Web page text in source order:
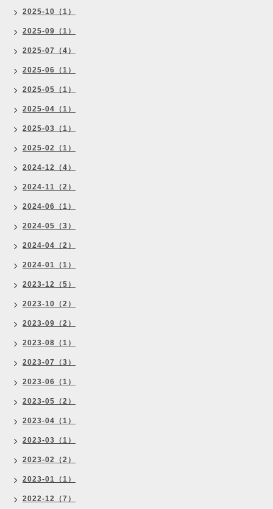
2025-10（1）
2025-09（1）
2025-07（4）
2025-06（1）
2025-05（1）
2025-04（1）
2025-03（1）
2025-02（1）
2024-12（4）
2024-11（2）
2024-06（1）
2024-05（3）
2024-04（2）
2024-01（1）
2023-12（5）
2023-10（2）
2023-09（2）
2023-08（1）
2023-07（3）
2023-06（1）
2023-05（2）
2023-04（1）
2023-03（1）
2023-02（2）
2023-01（1）
2022-12（7）